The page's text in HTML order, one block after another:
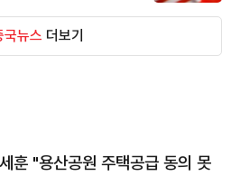
국뉴스 더보기
훈 "용산공원 주택공급 동의 못